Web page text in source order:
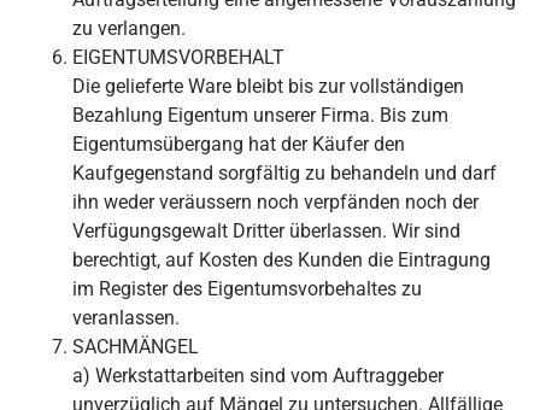
zu verlangen.
EIGENTUMSVORBEHALT
Die gelieferte Ware bleibt bis zur vollständigen
Bezahlung Eigentum unserer Firma. Bis zum
Eigentumsübergang hat der Käufer den
Kaufgegenstand sorgfältig zu behandeln und darf
ihn weder veräussern noch verpfänden noch der
Verfügungsgewalt Dritter überlassen. Wir sind
berechtigt, auf Kosten des Kunden die Eintragung
im Register des Eigentumsvorbehaltes zu
veranlassen.
SACHMÄNGEL
a) Werkstattarbeiten sind vom Auftraggeber
unverzüglich auf Mängel zu untersuchen. Allfällige